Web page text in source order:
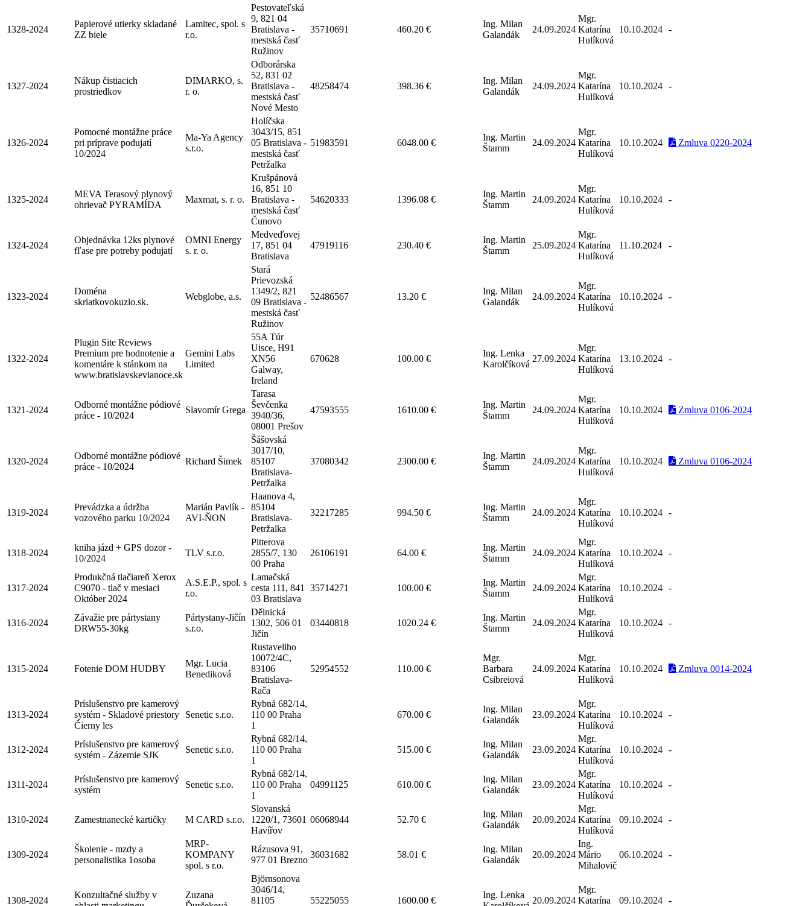
1328-2024
Papierové utierky skladané
ZZ biele
Lamitec, spol. s
r.o.
Pestovateľská
9, 821 04
Bratislava -
mestská časť
Ružinov
35710691 460.20 €
Ing. Milan
Galandák
24.09.2024
Mgr.
Katarína
Hulíková
10.10.2024 -
1327-2024
Nákup čistiacich
prostriedkov
DIMARKO, s.
r. o.
Odborárska
52, 831 02
Bratislava -
mestská časť
Nové Mesto
48258474 398.36 €
Ing. Milan
Galandák
24.09.2024
Mgr.
Katarína
Hulíková
10.10.2024 -
1326-2024
Pomocné montážne práce
pri príprave podujatí
10/2024
Ma-Ya Agency
s.r.o.
Holíčska
3043/15, 851
05 Bratislava -
mestská časť
Petržalka
51983591 6048.00 €
Ing. Martin
Štamm
24.09.2024
Mgr.
Katarína
Hulíková
10.10.2024 Zmluva 0220-2024
1325-2024
MEVA Terasový plynový
ohrievač PYRAMÍDA
Maxmat, s. r. o.
Krušpánová
16, 851 10
Bratislava -
mestská časť
Čunovo
54620333 1396.08 €
Ing. Martin
Štamm
24.09.2024
Mgr.
Katarína
Hulíková
10.10.2024 -
1324-2024
Objednávka 12ks plynové
fľase pre potreby podujatí
OMNI Energy
s. r. o.
Medveďovej
17, 851 04
Bratislava
47919116 230.40 €
Ing. Martin
Štamm
25.09.2024
Mgr.
Katarína
Hulíková
11.10.2024 -
1323-2024
Doména
skriatkovokuzlo.sk.
Webglobe, a.s.
Stará
Prievozská
1349/2, 821
09 Bratislava -
mestská časť
Ružinov
52486567 13.20 €
Ing. Milan
Galandák
24.09.2024
Mgr.
Katarína
Hulíková
10.10.2024 -
1322-2024
Plugin Site Reviews
Premium pre hodnotenie a
komentáre k stánkom na
www.bratislavskevianoce.sk
Gemini Labs
Limited
55A Túr
Uisce, H91
XN56
Galway,
Ireland
670628 100.00 €
Ing. Lenka
Karolčíková
27.09.2024
Mgr.
Katarína
Hulíková
13.10.2024 -
1321-2024
Odborné montážne pódiové
práce - 10/2024
Slavomír Grega
Tarasa
Ševčenka
3940/36,
08001 Prešov
47593555 1610.00 €
Ing. Martin
Štamm
24.09.2024
Mgr.
Katarína
Hulíková
10.10.2024 Zmluva 0106-2024
1320-2024
Odborné montážne pódiové
práce - 10/2024
Richard Šimek
Šášovská
3017/10,
85107
Bratislava-
Petržalka
37080342 2300.00 €
Ing. Martin
Štamm
24.09.2024
Mgr.
Katarína
Hulíková
10.10.2024 Zmluva 0106-2024
1319-2024
Prevádzka a údržba
vozového parku 10/2024
Marián Pavlík -
AVI-ŇON
Haanova 4,
85104
Bratislava-
Petržalka
32217285 994.50 €
Ing. Martin
Štamm
24.09.2024
Mgr.
Katarína
Hulíková
10.10.2024 -
1318-2024
kniha jázd + GPS dozor -
10/2024
TLV s.r.o.
Pitterova
2855/7, 130
00 Praha
26106191 64.00 €
Ing. Martin
Štamm
24.09.2024
Mgr.
Katarína
Hulíková
10.10.2024 -
1317-2024
Produkčná tlačiareň Xerox
C9070 - tlač v mesiaci
Október 2024
A.S.E.P., spol. s
r.o.
Lamačská
cesta 111, 841
03 Bratislava
35714271 100.00 €
Ing. Martin
Štamm
24.09.2024
Mgr.
Katarína
Hulíková
10.10.2024 -
1316-2024
Závažie pre pártystany
DRW55-30kg
Pártystany-Jičín
s.r.o.
Dělnická
1302, 506 01
Jičín
03440818 1020.24 €
Ing. Martin
Štamm
24.09.2024
Mgr.
Katarína
Hulíková
10.10.2024 -
1315-2024 Fotenie DOM HUDBY
Mgr. Lucia
Benediková
Rustaveliho
10072/4C,
83106
Bratislava-
Rača
52954552 110.00 €
Mgr.
Barbara
Csibreiová
24.09.2024
Mgr.
Katarína
Hulíková
10.10.2024 Zmluva 0014-2024
1313-2024
Príslušenstvo pre kamerový
systém - Skladové priestory
Čierny les
Senetic s.r.o.
Rybná 682/14,
110 00 Praha
1
670.00 €
Ing. Milan
Galandák
23.09.2024
Mgr.
Katarína
Hulíková
10.10.2024 -
1312-2024
Príslušenstvo pre kamerový
systém - Zázemie SJK
Senetic s.r.o.
Rybná 682/14,
110 00 Praha
1
515.00 €
Ing. Milan
Galandák
23.09.2024
Mgr.
Katarína
Hulíková
10.10.2024 -
1311-2024
Príslušenstvo pre kamerový
systém
Senetic s.r.o.
Rybná 682/14,
110 00 Praha
1
04991125 610.00 €
Ing. Milan
Galandák
23.09.2024
Mgr.
Katarína
Hulíková
10.10.2024 -
1310-2024 Zamestnanecké kartičky M CARD s.r.o.
Slovanská
1220/1, 73601
Havířov
06068944 52.70 €
Ing. Milan
Galandák
20.09.2024
Mgr.
Katarína
Hulíková
09.10.2024 -
1309-2024
Školenie - mzdy a
personalistika 1osoba
MRP-
KOMPANY
spol. s r.o.
Rázusova 91,
977 01 Brezno
36031682 58.01 €
Ing. Milan
Galandák
20.09.2024
Ing.
Mário
Mihalovič
06.10.2024 -
1308-2024
Konzultačné služby v
Zuzana
Björnsonova
3046/14,
81105
55225055 1600.00 €
Ing. Lenka
20.09.2024
Mgr.
Katarína
09.10.2024 -